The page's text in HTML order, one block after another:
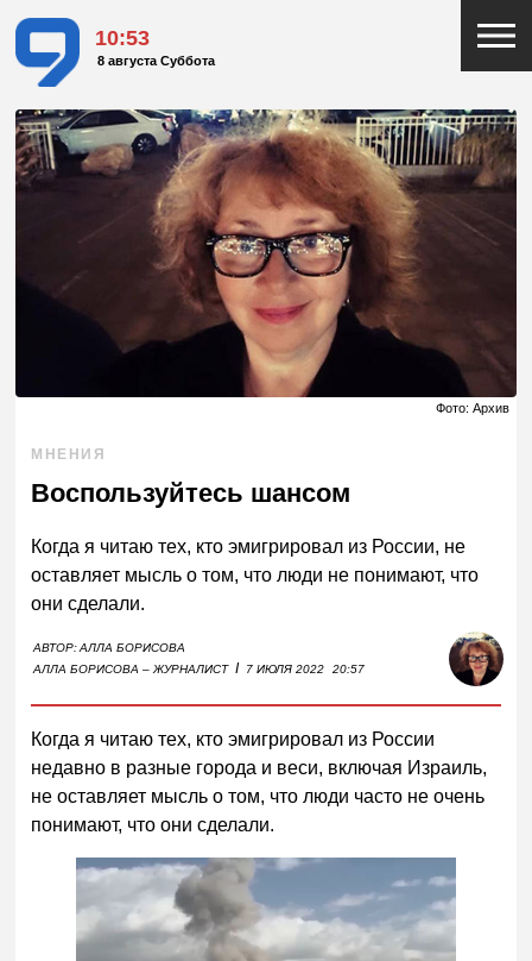
10:53
8 августа Суббота
Фото: Архив
МНЕНИЯ
Воспользуйтесь шансом
Когда я читаю тех, кто эмигрировал из России, не
оставляет мысль о том, что люди не понимают, что
они сделали.
АВТОР:АЛЛА БОРИСОВА
АЛЛА БОРИСОВА – ЖУРНАЛИСТ I 7 ИЮЛЯ 2022 20:57
Когда я читаю тех, кто эмигрировал из России
недавно в разные города и веси, включая Израиль,
не оставляет мысль о том, что люди часто не очень
понимают, что они сделали.